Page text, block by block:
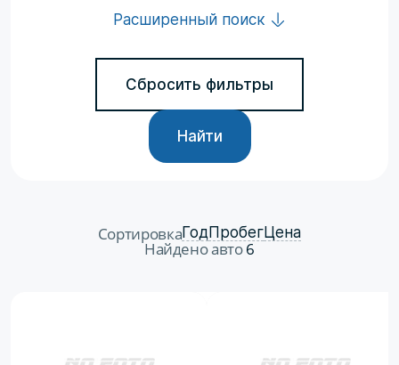
Расширенный поиск
Сбросить фильтры
Найти
СортировкаГодПробегЦена
Найдено авто6